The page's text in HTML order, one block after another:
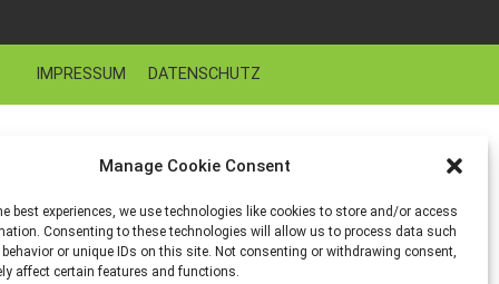
Manage Cookie Consent
best experiences, we use technologies like cookies to store and/or access
Consenting to these technologies will allow us to process data such
or unique IDs on this site. Not consenting or withdrawing consent,
affect certain features and functions.
IMPRESSUM DATENSCHUTZ